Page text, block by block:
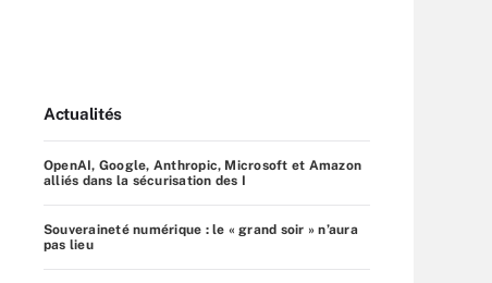
Actualités
OpenAI, Google, Anthropic, Microsoft et Amazon
alliés dans la sécurisation des I
Souveraineté numérique : le « grand soir » n’aura
pas lieu